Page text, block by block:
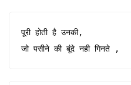
पूरी होती है उनकी,
जो पसीने की बूंदे नही गिनते ,